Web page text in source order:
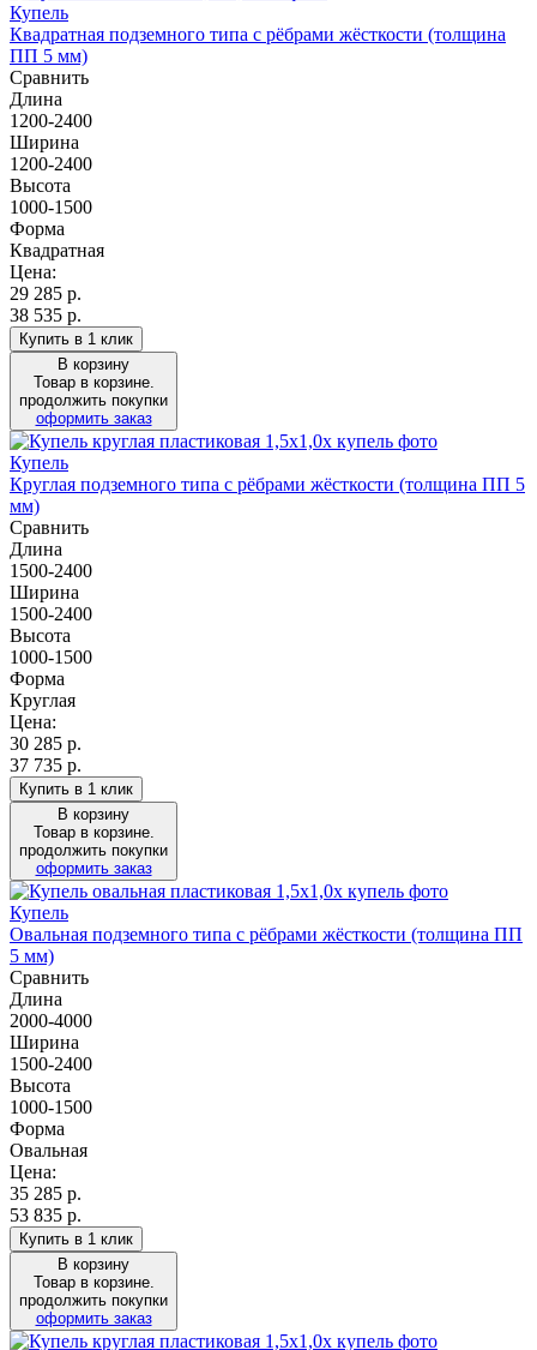
Купель
Квадратная подземного типа с рёбрами жёсткости (толщина
ПП 5 мм)
Сравнить
Длина
1200-2400
Ширина
1200-2400
Высота
1000-1500
Форма
Квадратная
Цена:
29 285 р.
38 535 р.
Купить в 1 клик
В корзину
Товар в корзине.
продолжить покупки
оформить заказ
Купель
Круглая подземного типа с рёбрами жёсткости (толщина ПП 5
мм)
Сравнить
Длина
1500-2400
Ширина
1500-2400
Высота
1000-1500
Форма
Круглая
Цена:
30 285 р.
37 735 р.
Купить в 1 клик
В корзину
Товар в корзине.
продолжить покупки
оформить заказ
Купель
Овальная подземного типа с рёбрами жёсткости (толщина ПП
5 мм)
Сравнить
Длина
2000-4000
Ширина
1500-2400
Высота
1000-1500
Форма
Овальная
Цена:
35 285 р.
53 835 р.
Купить в 1 клик
В корзину
Товар в корзине.
продолжить покупки
оформить заказ